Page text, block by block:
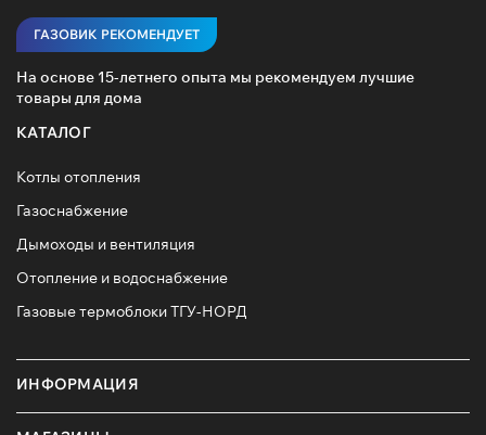
ГАЗОВИК РЕКОМЕНДУЕТ
На основе 15-летнего опыта мы рекомендуем лучшие
товары для дома
КАТАЛОГ
Котлы отопления
Газоснабжение
Дымоходы и вентиляция
Отопление и водоснабжение
Газовые термоблоки ТГУ-НОРД
ИНФОРМАЦИЯ